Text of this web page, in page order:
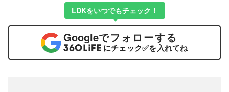
LDKをいつでもチェック！
Googleでフォローする
にチェック✅を入れてね